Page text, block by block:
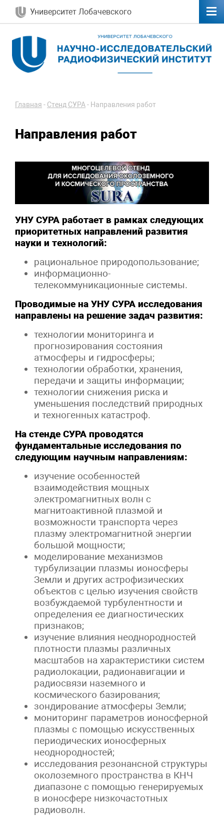
Университет Лобачевского
Главная - Стенд СУРА- Направления работ
Направления работ
УНУ СУРА работает в рамках следующих
приоритетных направлений развития
науки и технологий:
рациональное природопользование;
информационно-
телекоммуникационные системы.
Проводимые на УНУ СУРА исследования
направлены на решение задач развития:
технологии мониторинга и
прогнозирования состояния
атмосферы и гидросферы;
технологии обработки, хранения,
передачи и защиты информации;
технологии снижения риска и
уменьшения последствий природных
и техногенных катастроф.
На стенде СУРА проводятся
фундаментальные исследования по
следующим научным направлениям:
изучение особенностей
взаимодействия мощных
электромагнитных волн с
магнитоактивной плазмой и
возможности транспорта через
плазму электромагнитной энергии
большой мощности;
моделирование механизмов
турбулизации плазмы ионосферы
Земли и других астрофизических
объектов с целью изучения свойств
возбуждаемой турбулентности и
определения ее диагностических
признаков;
изучение влияния неоднородностей
плотности плазмы различных
масштабов на характеристики систем
радиолокации, радионавигации и
радиосвязи наземного и
космического базирования;
зондирование атмосферы Земли;
мониторинг параметров ионосферной
плазмы с помощью искусственных
периодических ионосферных
неоднородностей;
исследования резонансной структуры
околоземного пространства в КНЧ
диапазоне с помощью генерируемых
в ионосфере низкочастотных
радиоволн.